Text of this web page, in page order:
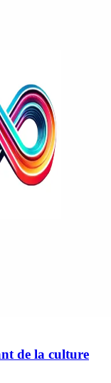
de la culture